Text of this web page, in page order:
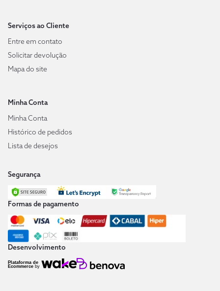
Serviços ao Cliente
Entre em contato
Solicitar devolução
Mapa do site
Minha Conta
Minha Conta
Histórico de pedidos
Lista de desejos
Segurança
Formas de pagamento
Desenvolvimento